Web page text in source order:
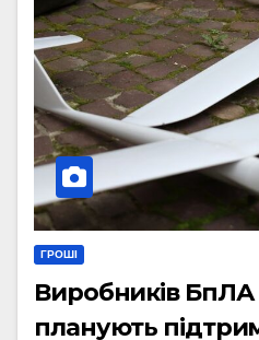
ГРОШІ
Виробників БпЛА
планують